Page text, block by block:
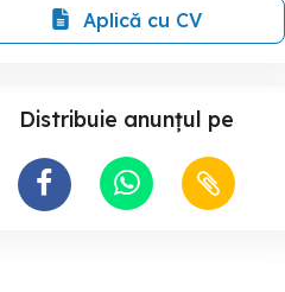
Aplică cu CV
Distribuie anunțul pe